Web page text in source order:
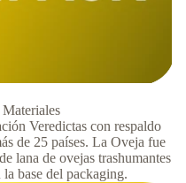
Veredictas con respaldo
de 25 países. La Oveja fue
lana de ovejas trashumantes
base del packaging.